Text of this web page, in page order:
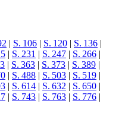
| S. 106 | S. 120 | S. 136 |
| S. 231 | S. 247 | S. 266 |
| S. 363 | S. 373 | S. 389 |
| S. 488 | S. 503 | S. 519 |
| S. 614 | S. 632 | S. 650 |
| S. 743 | S. 763 | S. 776 |